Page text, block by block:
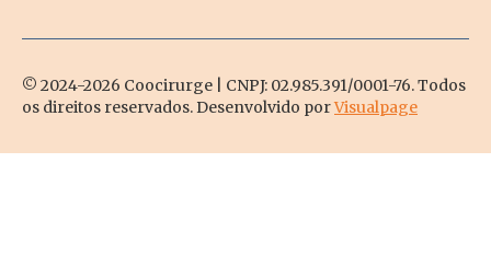
© 2024-2026 Coocirurge | CNPJ: 02.985.391/0001-76. Todos
os direitos reservados. Desenvolvido porVisualpage